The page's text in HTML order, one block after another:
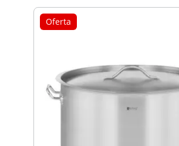
Oferta